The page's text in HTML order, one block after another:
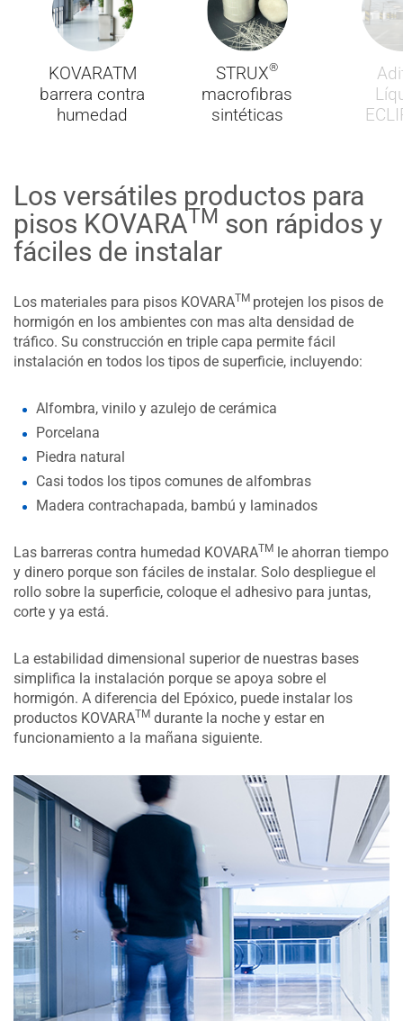
KOVARATM
barrera contra
humedad
STRUX®
macrofibras
sintéticas
Los versátiles productos para
pisos KOVARATM son rápidos y
fáciles de instalar
Los materiales para pisos KOVARATM protejen los pisos de
hormigón en los ambientes con mas alta densidad de
tráfico. Su construcción en triple capa permite fácil
instalación en todos los tipos de superficie, incluyendo:
Alfombra, vinilo y azulejo de cerámica
Porcelana
Piedra natural
Casi todos los tipos comunes de alfombras
Madera contrachapada, bambú y laminados
Las barreras contra humedad KOVARATM le ahorran tiempo
y dinero porque son fáciles de instalar. Solo despliegue el
rollo sobre la superficie, coloque el adhesivo para juntas,
corte y ya está.
La estabilidad dimensional superior de nuestras bases
simplifica la instalación porque se apoya sobre el
hormigón. A diferencia del Epóxico, puede instalar los
productos KOVARATM durante la noche y estar en
funcionamiento a la mañana siguiente.